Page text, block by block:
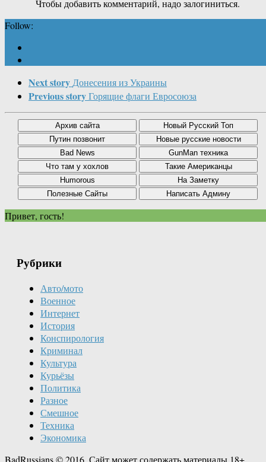
Чтобы добавить комментарий, надо залогиниться.
Follow:
Next storyДонесения из Украины
Previous storyГорящие флаги Евросоюза
Привет, гость!
Рубрики
Авто/мото
Военное
Интернет
История
Конспирология
Криминал
Культура
Курьёзы
Политика
Разное
Смешное
Техника
Экономика
BadRussians © 2016. Сайт может содержать материалы 18+